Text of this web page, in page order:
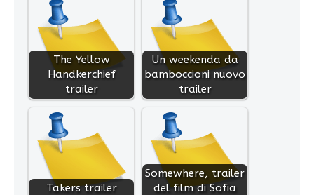
The Yellow
Handkerchief
trailer
Un weekenda da
bamboccioni nuovo
trailer
Takers trailer
Somewhere, trailer
del film di Sofia